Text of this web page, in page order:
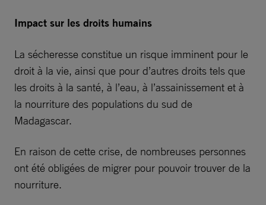
Impact sur les droits humains
La sécheresse constitue un risque imminent pour le
droit à la vie, ainsi que pour d’autres droits tels que
les droits à la santé, à l’eau, à l’assainissement et à
la nourriture des populations du sud de
Madagascar.
En raison de cette crise, de nombreuses personnes
ont été obligées de migrer pour pouvoir trouver de la
nourriture.